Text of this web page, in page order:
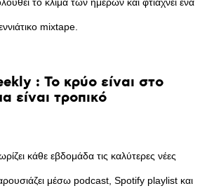
το κλίμα των ημερών και φτιάχνει ένα
mixtape.
: Το κρύο είναι στο
είναι τροπικό
κάθε εβδομάδα τις καλύτερες νέες
μέσω podcast, Spotify playlist και